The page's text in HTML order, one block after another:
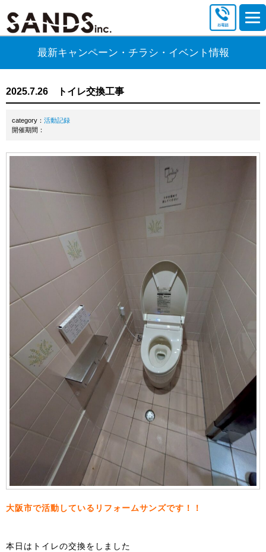
最新キャンペーン・チラシ・イベント情報
2025.7.26 トイレ交換工事
category： 活動記録
開催期間：
大阪市で活動しているリフォームサンズです！！
本日はトイレの交換をしました